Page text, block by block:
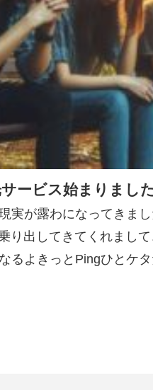
ービス始まりまし
実が露わになってきま
り出してきてくれまし
るよきっとPingひとケ